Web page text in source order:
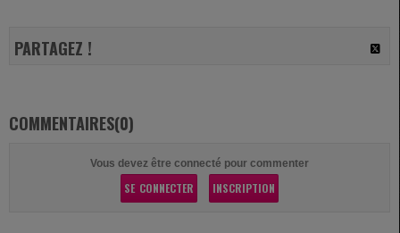
PARTAGEZ !
COMMENTAIRES(0)
Vous devez être connecté pour commenter
SE CONNECTER INSCRIPTION